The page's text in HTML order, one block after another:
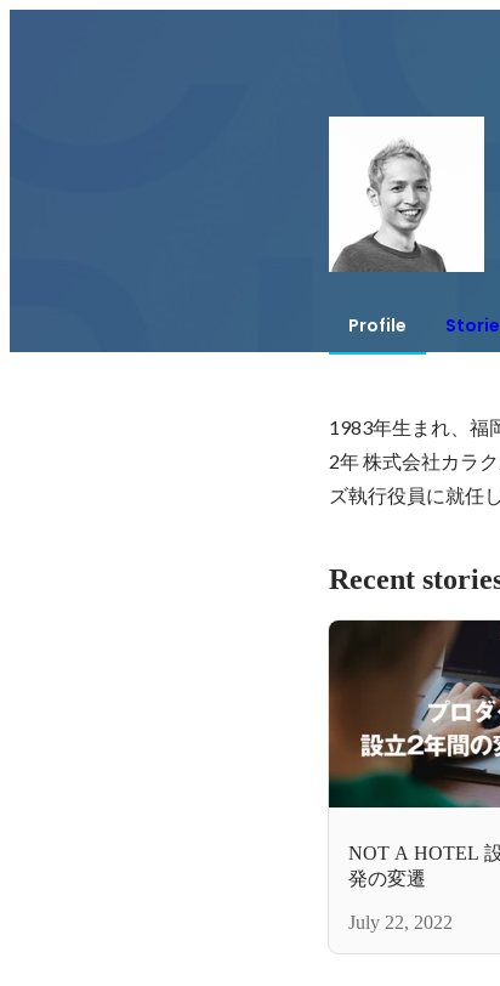
Profile
1983年生まれ、福
2年 株式会社カラ
ズ執行役員に就任
Recent
NOT A HOTEL
発の変遷
July 22, 2022